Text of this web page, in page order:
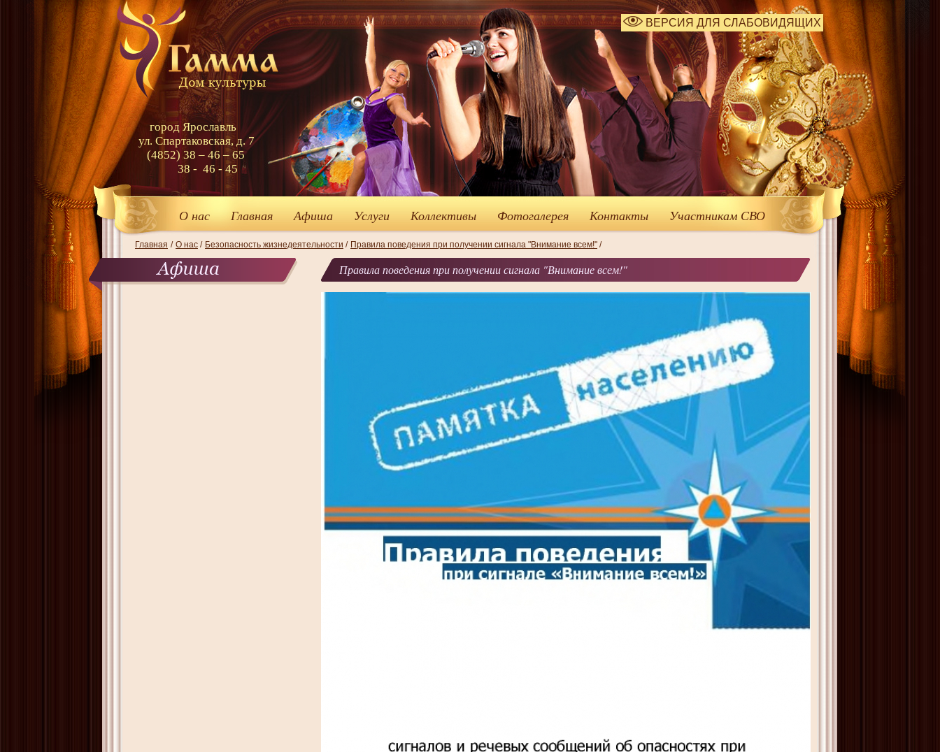
ВЕРСИЯ ДЛЯ СЛАБОВИДЯЩИХ
О нас Главная Афиша Услуги Коллективы Фотогалерея Контакты Участникам СВО
город Ярославль
ул. Спартаковская, д. 7
(4852) 38 – 46 – 65
38 - 46 - 45
Главная / О нас / Безопасность жизнедеятельности / Правила поведения при получении сигнала "Внимание всем!" /
Правила поведения при получении сигнала "Внимание всем!"